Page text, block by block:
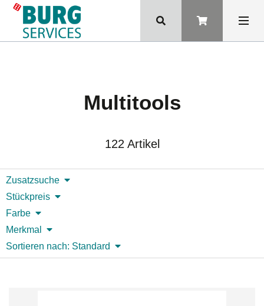
Multitools
122 Artikel
Zusatzsuche
Stückpreis
Farbe
Merkmal
Sortieren nach: Standard